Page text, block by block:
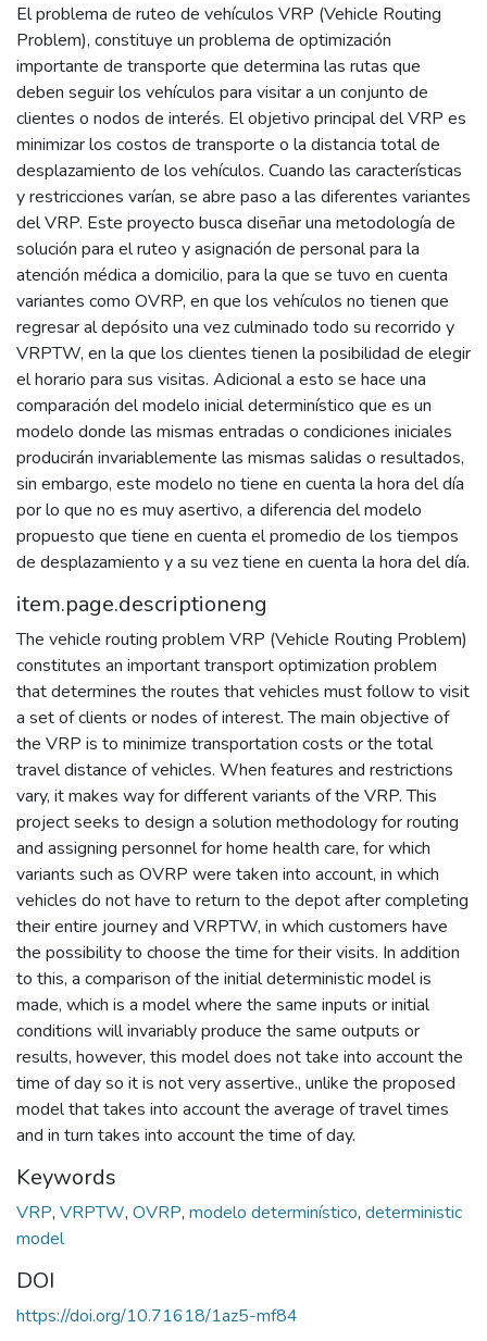
El problema de ruteo de vehículos VRP (Vehicle Routing
Problem), constituye un problema de optimización
importante de transporte que determina las rutas que
deben seguir los vehículos para visitar a un conjunto de
clientes o nodos de interés. El objetivo principal del VRP es
minimizar los costos de transporte o la distancia total de
desplazamiento de los vehículos. Cuando las características
y restricciones varían, se abre paso a las diferentes variantes
del VRP. Este proyecto busca diseñar una metodología de
solución para el ruteo y asignación de personal para la
atención médica a domicilio, para la que se tuvo en cuenta
variantes como OVRP, en que los vehículos no tienen que
regresar al depósito una vez culminado todo su recorrido y
VRPTW, en la que los clientes tienen la posibilidad de elegir
el horario para sus visitas. Adicional a esto se hace una
comparación del modelo inicial determinístico que es un
modelo donde las mismas entradas o condiciones iniciales
producirán invariablemente las mismas salidas o resultados,
sin embargo, este modelo no tiene en cuenta la hora del día
por lo que no es muy asertivo, a diferencia del modelo
propuesto que tiene en cuenta el promedio de los tiempos
de desplazamiento y a su vez tiene en cuenta la hora del día.
item.page.descriptioneng
The vehicle routing problem VRP (Vehicle Routing Problem)
constitutes an important transport optimization problem
that determines the routes that vehicles must follow to visit
a set of clients or nodes of interest. The main objective of
the VRP is to minimize transportation costs or the total
travel distance of vehicles. When features and restrictions
vary, it makes way for different variants of the VRP. This
project seeks to design a solution methodology for routing
and assigning personnel for home health care, for which
variants such as OVRP were taken into account, in which
vehicles do not have to return to the depot after completing
their entire journey and VRPTW, in which customers have
the possibility to choose the time for their visits. In addition
to this, a comparison of the initial deterministic model is
made, which is a model where the same inputs or initial
conditions will invariably produce the same outputs or
results, however, this model does not take into account the
time of day so it is not very assertive., unlike the proposed
model that takes into account the average of travel times
and in turn takes into account the time of day.
Keywords
VRP, VRPTW, OVRP, modelo determinístico, deterministic
model
DOI
https://doi.org/10.71618/1az5-mf84